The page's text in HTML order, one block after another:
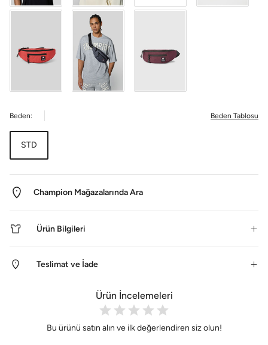
Beden: Beden Tablosu
STD
Champion Mağazalarında Ara
Ürün Bilgileri
Teslimat ve İade
Ürün İncelemeleri
Bu ürünü satın alın ve ilk değerlendiren siz olun!